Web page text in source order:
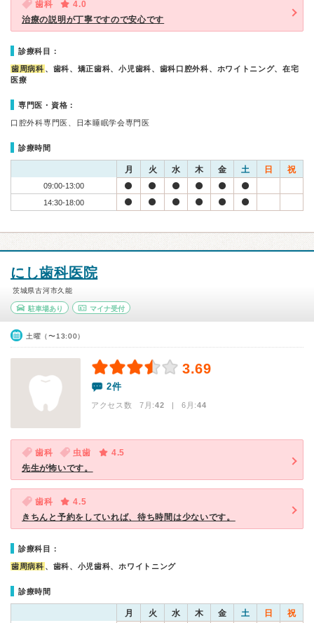
歯科
4.0
治療の説明が丁寧ですので安心です
診療科目：
歯周病科 、歯科、矯正歯科、小児歯科、歯科口腔外科、ホワイトニング、在宅
医療
専門医・資格：
口腔外科専門医、日本睡眠学会専門医
診療時間
月 火 水 木 金 土 日 祝
09:00-13:00
14:30-18:00
にし歯科医院
茨城県古河市久能
駐車場あり マイナ受付
土曜（〜13:00）
3.69
2件
アクセス数 7月:42 | 6月:44
歯科 虫歯
4.5
先生が怖いです。
歯科
4.5
きちんと予約をしていれば、待ち時間は少ないです。
診療科目：
歯周病科 、歯科、小児歯科、ホワイトニング
診療時間
月 火 水 木 金 土 日 祝